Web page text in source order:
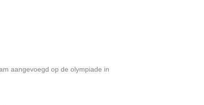
aangevoegd op de olympiade in